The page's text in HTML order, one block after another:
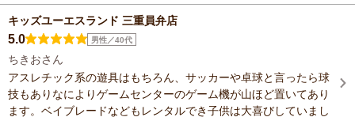
キッズユーエスランド 三重員弁店
5.0 男性／40代
ちきおさん
アスレチック系の遊具はもちろん、サッカーや卓球と言ったら球
技もありなによりゲームセンターのゲーム機が山ほど置いてあり
ます。ベイブレードなどもレンタルでき子供は大喜びしていまし